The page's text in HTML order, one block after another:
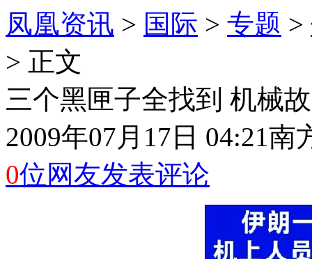
凤凰资讯 > 国际 > 专题 >
> 正文
三个黑匣子全找到 机械
2009年07月17日 04:21南
0位网友发表评论